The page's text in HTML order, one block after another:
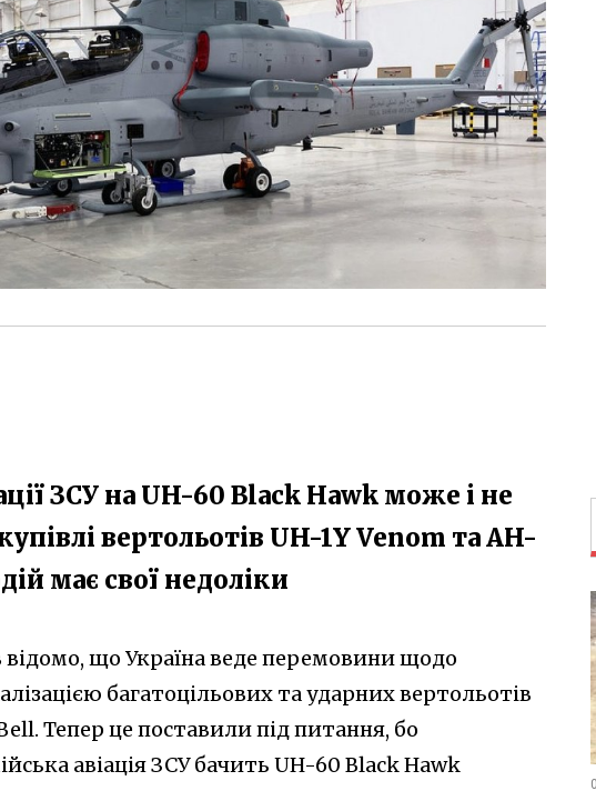
ЗСУ на UH-60 Black Hawk може і не
вертольотів UH-1Y Venom та AH-
має свої недоліки
відомо, що Україна веде перемовини щодо
багатоцільових та ударних вертольотів
Тепер це поставили під питання, бо
авіація ЗСУ бачить UH-60 Black Hawk